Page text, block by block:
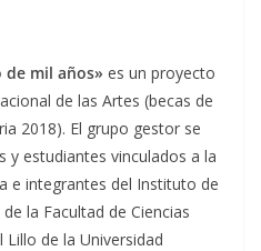
de mil años» es un proyecto
de las Artes (becas de
2018). El grupo gestor se
estudiantes vinculados a la
e integrantes del Instituto de
la Facultad de Ciencias
de la Universidad